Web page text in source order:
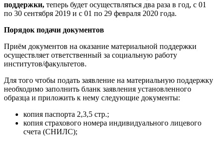
поддержки, теперь будет осуществляться два раза в год, с 01
по 30 сентября 2019 и с 01 по 29 февраля 2020 года.
Порядок подачи документов
Приём документов на оказание материальной поддержки
осуществляет ответственный за социальную работу
институтов/факультетов.
Для того чтобы подать заявление на материальную поддержку
необходимо заполнить бланк заявления установленного
образца и приложить к нему следующие документы:
копия паспорта 2,3,5 стр.;
копия страхового номера индивидуального лицевого
счета (СНИЛС);